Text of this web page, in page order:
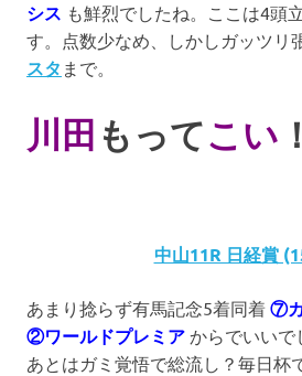
シス も鮮烈でしたね。ここは4頭
す。点数少なめ、しかしガッツリ
スタ まで。
川田 もってこい
中山11R 日経賞
あまり捻らず有馬記念5着同着 ⑦カ
②ワールドプレミア からでいい
あとはガミ覚悟で総流し？毎日杯